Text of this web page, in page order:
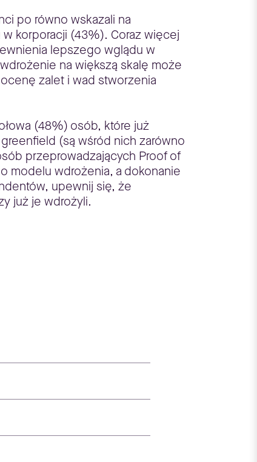
po równo wskazali na
korporacji (43%). Coraz więcej
lepszego wglądu w
na większą skalę może
zalet i wad stworzenia
(48%) osób, które już
(są wśród nich zarówno
przeprowadzających Proof of
modelu wdrożenia, a dokonanie
upewnij się, że
już je wdrożyli.